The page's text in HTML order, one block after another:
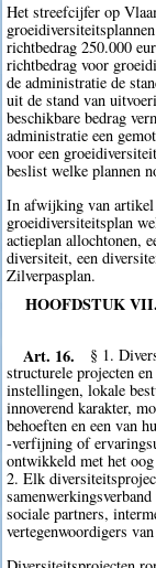
Het streefcijfer op
richtbedrag 250.000
richtbedrag voor
de administratie de
uit de stand van
beschikbare bedrag
administratie een
voor een
beslist welke plannen
In afwijking van artikel
groeidiversiteitsplan
actieplan allochtonen,
diversiteit, een
Zilverpasplan.
HOOFDSTUK
Art. 16.
§ 1.
structurele projecten
instellingen, lokale
innoverend karakter,
behoeften en een van
-verfijning of
ontwikkeld met het
2. Elk
sociale partners,
vertegenwoordigers